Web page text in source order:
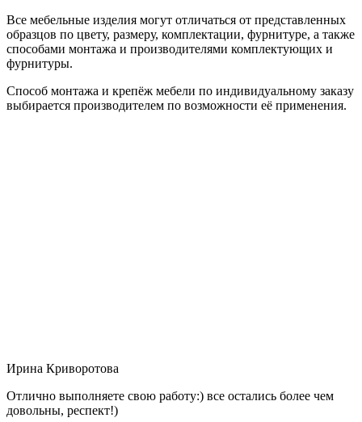
Все мебельные изделия могут отличаться от представленных
образцов по цвету, размеру, комплектации, фурнитуре, а также
способами монтажа и производителями комплектующих и
фурнитуры.
Способ монтажа и крепёж мебели по индивидуальному заказу
выбирается производителем по возможности её применения.
Ирина Криворотова
Отлично выполняете свою работу:) все остались более чем
довольны, респект!)